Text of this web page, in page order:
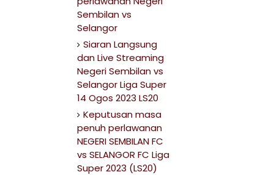
Sembilan vs
Selangor
Siaran Langsung
dan Live Streaming
Negeri Sembilan vs
Selangor Liga Super
14 Ogos 2023 LS20
Keputusan masa
penuh perlawanan
NEGERI SEMBILAN FC
vs SELANGOR FC Liga
Super 2023 (LS20)